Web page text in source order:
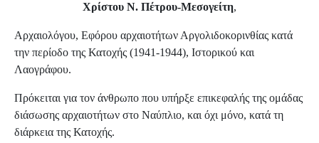
Χρίστου Ν. Πέτρου-Μεσογείτη,
Αρχαιολόγου, Εφόρου αρχαιοτήτων Αργολιδοκορινθίας κατά
την περίοδο της Κατοχής (1941-1944), Ιστορικού και
Λαογράφου.
Πρόκειται για τον άνθρωπο που υπήρξε επικεφαλής της ομάδας
διάσωσης αρχαιοτήτων στο Ναύπλιο, και όχι μόνο, κατά τη
διάρκεια της Κατοχής.